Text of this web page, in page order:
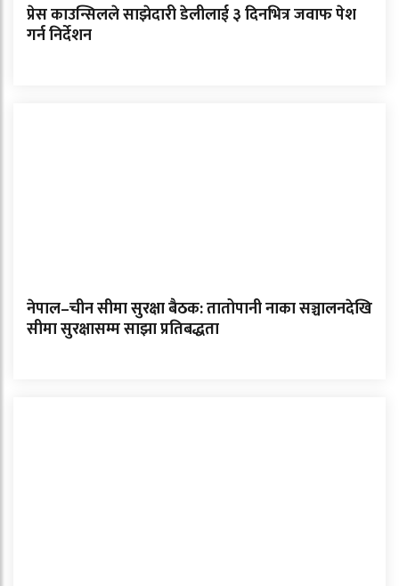
प्रेस काउन्सिलले साझेदारी डेलीलाई ३ दिनभित्र जवाफ पेश
गर्न निर्देशन
नेपाल–चीन सीमा सुरक्षा बैठक: तातोपानी नाका सञ्चालनदेखि
सीमा सुरक्षासम्म साझा प्रतिबद्धता